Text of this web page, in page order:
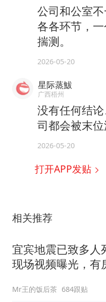
公司和公室
各各环节，
揣测。
2026-05-20
星际蒸鮁
广西梧州
没有任何结
司都会被末
2026-05-20
打开APP发贴
相关推荐
宜宾地震已致多人
现场视频曝光，有
Mr王的饭后茶 684跟贴